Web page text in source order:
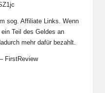
sog. Affiliate Links. Wenn
Teil des Geldes an
mehr dafür bezahlt.
FirstReview